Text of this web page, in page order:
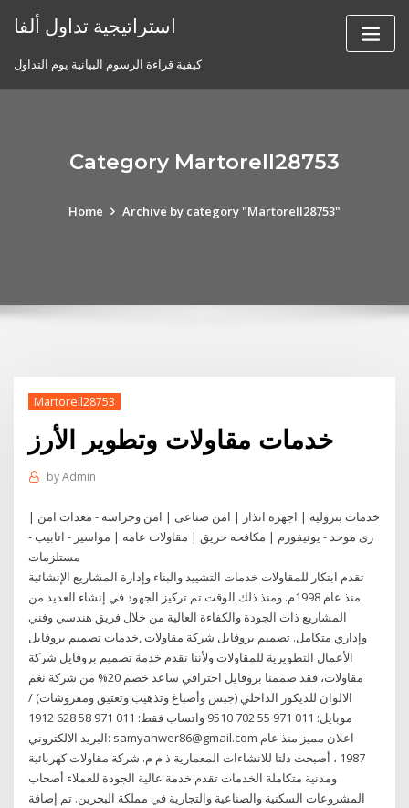
استراتيجية تداول ألفا
كيفية قراءة الرسوم البيانية يوم التداول
Category Martorell28753
Home Archive by category "Martorell28753"
Martorell28753
خدمات مقاولات وتطوير الأرز
byAdmin
خدمات بتروليه | اجهزه انذار | امن صناعى | امن وحراسه - معدات امن |
زى موحد - يونيفورم | مكافحه حريق | مقاولات عامه | مواسير - انابيب -
مستلزمات
تقدم ابتكار للمقاولات خدمات التشييد والبناء وإدارة المشاريع الإنشائية
منذ عام 1998م. ومنذ ذلك الوقت تم تركيز الجهود في إنشاء العديد من
المشاريع ذات الجودة والكفاءة العالية من خلال فريق هندسي وفني
وإداري متكامل. تصميم بروفايل شركة مقاولات ,خدمات تصميم بروفايل
الأعمال التطويرية للمقاولات ولأننا نقدم خدمة تصميم بروفايل شركة
مقاولات، فقد صممنا بروفايل احترافي ساعد خصم 20% من شركة نغم
الالوان للديكور الداخلي (جبس وأصباغ وتذهيب وتعتيق ومفروشات) /
موبايل: 011 971 55 702 9510 واتساب فقط: 011 971 58 628 1912
البريد الالكتروني: samyanwer86@gmail.com اعلان مميز منذ عام
1987 ، أصبحت دلتا للانشاءات المعمارية ذ م م. شركة مقاولات كهربائية
ومدنية متكاملة الخدمات تقدم خدمة عالية الجودة للعملاء أصحاب
المشروعات السكنية والصناعية والتجارية في مملكة البحرين. تم إضافة